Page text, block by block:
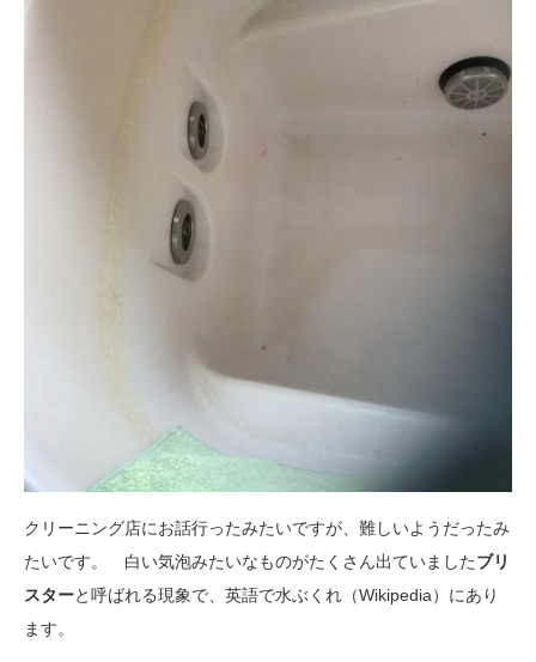
クリーニング店にお話行ったみたいですが、難しいようだったみ
たいです。 白い気泡みたいなものがたくさん出ていましたブリ
スターと呼ばれる現象で、英語で水ぶくれ（Wikipedia）にあり
ます。